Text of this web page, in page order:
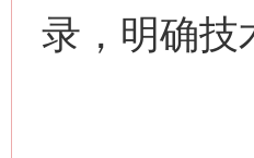
录，明确技